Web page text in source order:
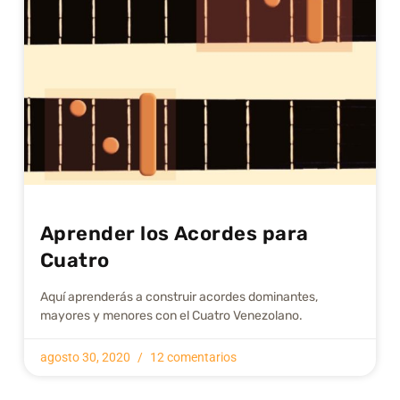
Aprender los Acordes para
Cuatro
Aquí aprenderás a construir acordes dominantes,
mayores y menores con el Cuatro Venezolano.
agosto 30, 2020 12 comentarios